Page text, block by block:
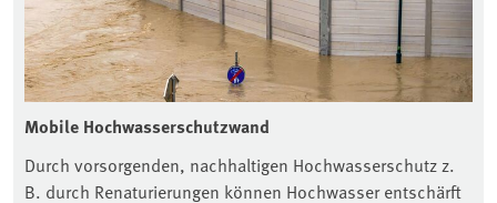
Mobile Hochwasserschutzwand
Durch vorsorgenden, nachhaltigen Hochwasserschutz z.
B. durch Renaturierungen können Hochwasser entschärft